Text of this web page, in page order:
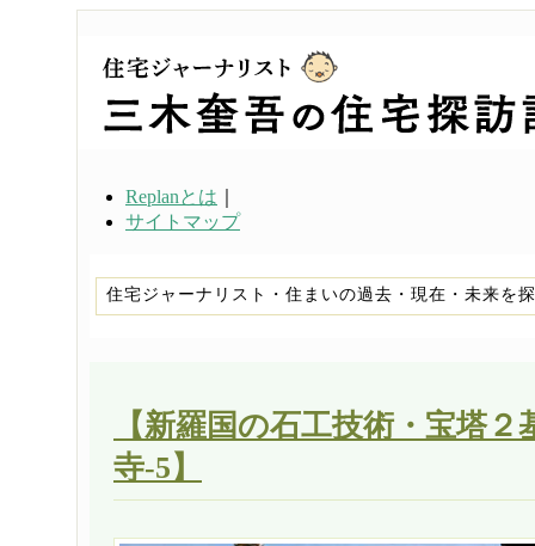
Replanとは
サイトマップ
住宅ジャーナリスト・住まいの過去・現在・未来を
【新羅国の石工技術・宝塔
寺-5】